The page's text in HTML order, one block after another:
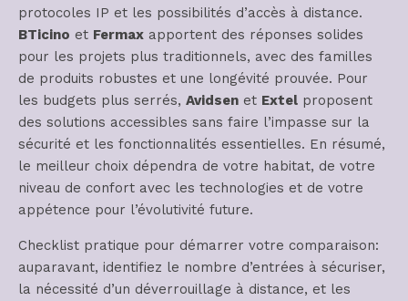
protocoles IP et les possibilités d’accès à distance.
BTicino et Fermax apportent des réponses solides
pour les projets plus traditionnels, avec des familles
de produits robustes et une longévité prouvée. Pour
les budgets plus serrés, Avidsen et Extel proposent
des solutions accessibles sans faire l’impasse sur la
sécurité et les fonctionnalités essentielles. En résumé,
le meilleur choix dépendra de votre habitat, de votre
niveau de confort avec les technologies et de votre
appétence pour l’évolutivité future.
Checklist pratique pour démarrer votre comparaison:
auparavant, identifiez le nombre d’entrées à sécuriser,
la nécessité d’un déverrouillage à distance, et les